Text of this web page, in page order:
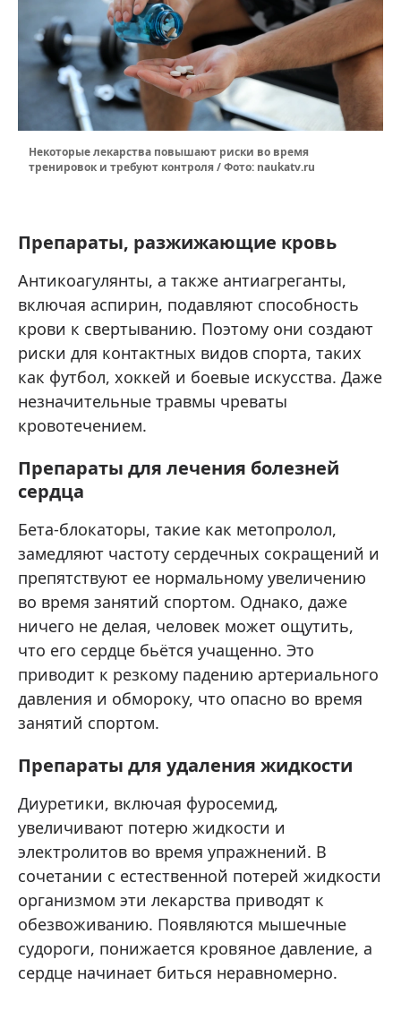
Некоторые лекарства повышают риски во время
тренировок и требуют контроля / Фото: naukatv.ru
Препараты, разжижающие кровь
Антикоагулянты, а также антиагреганты,
включая аспирин, подавляют способность
крови к свертыванию. Поэтому они создают
риски для контактных видов спорта, таких
как футбол, хоккей и боевые искусства. Даже
незначительные травмы чреваты
кровотечением.
Препараты для лечения болезней
сердца
Бета-блокаторы, такие как метопролол,
замедляют частоту сердечных сокращений и
препятствуют ее нормальному увеличению
во время занятий спортом. Однако, даже
ничего не делая, человек может ощутить,
что его сердце бьётся учащенно. Это
приводит к резкому падению артериального
давления и обмороку, что опасно во время
занятий спортом.
Препараты для удаления жидкости
Диуретики, включая фуросемид,
увеличивают потерю жидкости и
электролитов во время упражнений. В
сочетании с естественной потерей жидкости
организмом эти лекарства приводят к
обезвоживанию. Появляются мышечные
судороги, понижается кровяное давление, а
сердце начинает биться неравномерно.